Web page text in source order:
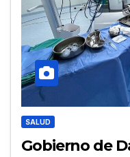
SALUD
Gobierno de